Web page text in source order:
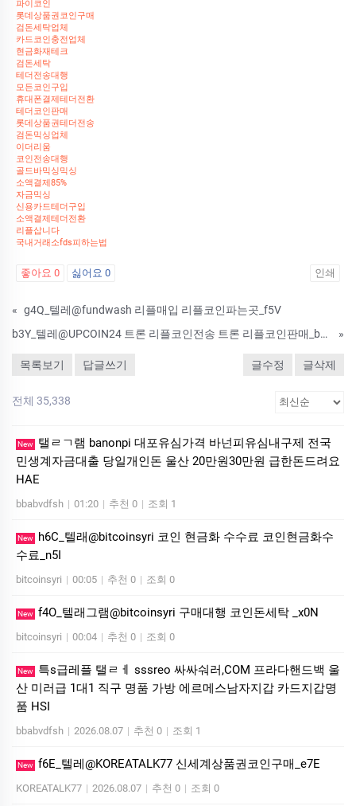
파이코인
롯데상품권코인구매
검돈세탁업체
카드코인충전업체
현금화재테크
검돈세탁
테더전송대행
모든코인구입
휴대폰결제테더전환
테더코인판매
롯데상품권테더전송
검돈믹싱업체
이더리움
코인전송대행
골드바믹싱믹싱
소액결제85%
자금믹싱
신용카드테더구입
소액결제테더전환
리플삽니다
국내거래소fds피하는법
좋아요 0 싫어요 0 인쇄
« g4Q_텔레@fundwash 리플매입 리플코인파는곳_f5V
b3Y_텔레@UPCOIN24 트론 리플코인전송 트론 리플코인판매_b0L
»
목록보기 답글쓰기 글수정 글삭제
전체 35,338
New
탤ㄹㄱ램 banonpi 대포유심가격 바넌피유심내구제 전국
민생계자금대출 당일개인돈 울산 20만원30만원 급한돈드려요
HAE
bbabvdfsh | 01:20 | 추천 0 | 조회 1
New
h6C_텔래@bitcoinsyri 코인 현금화 수수료 코인현금화수
수료_n5I
bitcoinsyri | 00:05 | 추천 0 | 조회 0
New f4O_텔래그램@bitcoinsyri 구매대행 코인돈세탁 _x0N
bitcoinsyri | 00:04 | 추천 0 | 조회 0
New
특s급레플 탤ㄹㅔ sssreo 싸싸숴러,COM 프라다핸드백 울
산 미러급 1대1 직구 명품 가방 에르메스남자지갑 카드지갑명
품 HSI
bbabvdfsh | 2026.08.07 | 추천 0 | 조회 1
New f6E_텔레@KOREATALK77 신세계상품권코인구매_e7E
KOREATALK77 | 2026.08.07 | 추천 0 | 조회 0